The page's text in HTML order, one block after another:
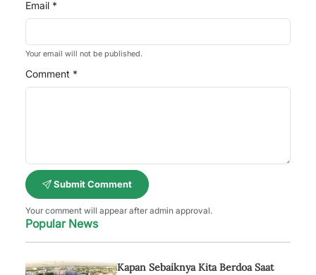
Email *
Your email will not be published.
Comment *
Submit Comment
Your comment will appear after admin approval.
Popular News
Kapan Sebaiknya Kita Berdoa Saat